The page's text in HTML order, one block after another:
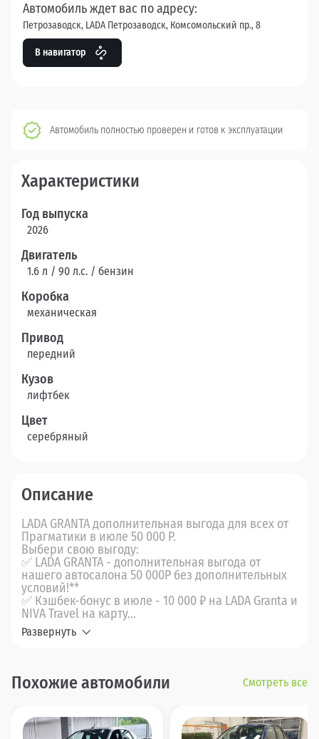
Автомобиль ждет вас по адресу:
Петрозаводск, LADA Петрозаводск, Комсомольский пр., 8
В навигатор
Автомобиль полностью проверен и готов к эксплуатации
Характеристики
Год выпуска
2026
Двигатель
1.6 л / 90 л.c. / бензин
Коробка
механическая
Привод
передний
Кузов
лифтбек
Цвет
серебряный
Описание
LADA GRANTA дополнительная выгода для всех от
Прагматики в июле 50 000 Р.
Выбери свою выгоду:
✅ LADA GRANTA - дополнительная выгода от
нашего автосалона 50 000Р без дополнительных
условий!**
✅ Кэшбек-бонус в июле - 10 000 ₽ на LADA Granta и
NIVA Travel на карту...
Развернуть
Похожие автомобили Смотреть все